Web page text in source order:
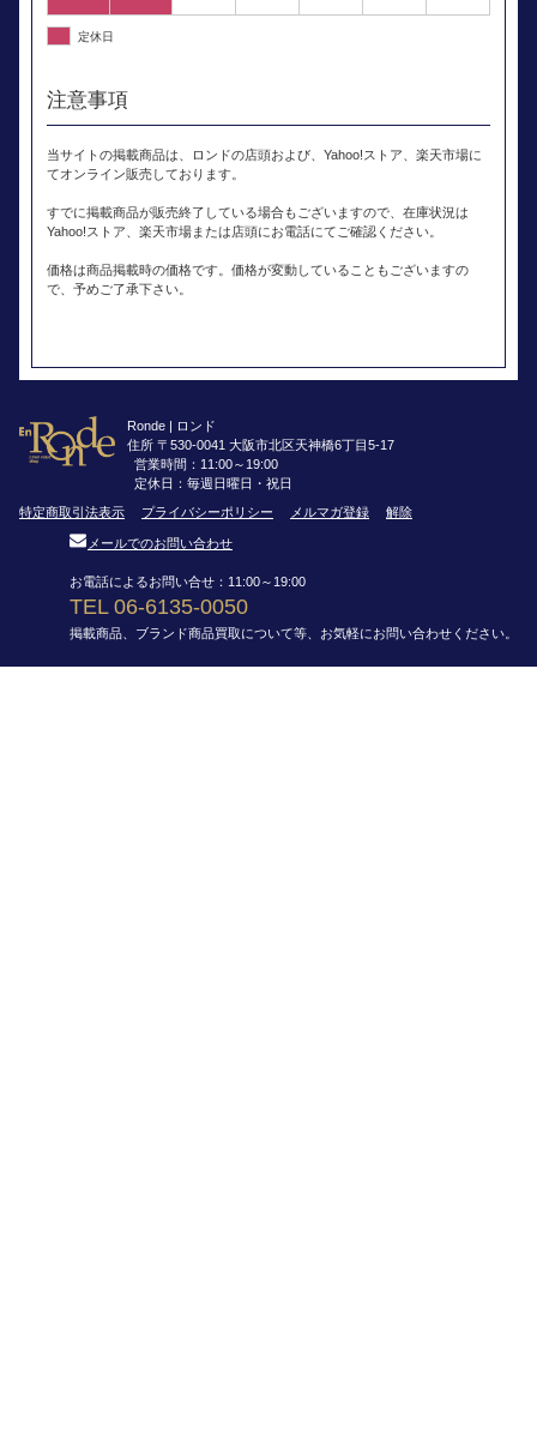
定休日
注意事項
当サイトの掲載商品は、ロンドの店頭および、Yahoo!ストア、楽天市場に
てオンライン販売しております。
すでに掲載商品が販売終了している場合もございますので、在庫状況は
Yahoo!ストア、楽天市場または店頭にお電話にてご確認ください。
価格は商品掲載時の価格です。価格が変動していることもございますの
で、予めご了承下さい。
Ronde | ロンド
住所 〒530-0041 大阪市北区天神橋6丁目5-17
営業時間：11:00～19:00
定休日：毎週日曜日・祝日
特定商取引法表示
プライバシーポリシー メルマガ登録 解除
メールでのお問い合わせ
お電話によるお問い合せ：11:00～19:00
TEL 06-6135-0050
掲載商品、ブランド商品買取について等、お気軽にお問い合わせください。